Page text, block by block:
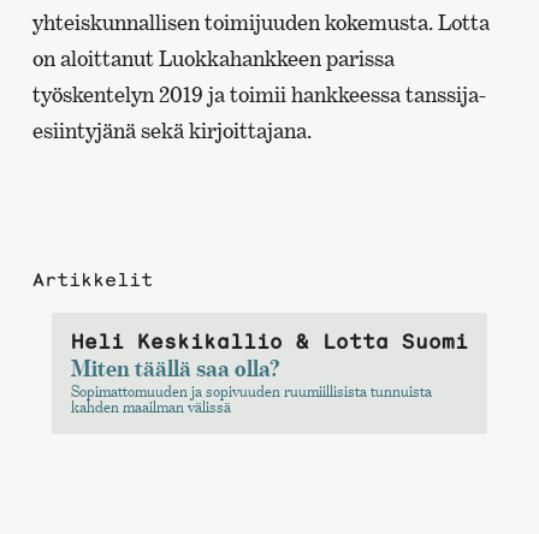
yhteiskunnallisen toimijuuden kokemusta. Lotta
on aloittanut Luokkahankkeen parissa
työskentelyn 2019 ja toimii hankkeessa tanssija-
esiintyjänä sekä kirjoittajana.
Artikkelit
Heli Keskikallio & Lotta Suomi
Miten täällä saa olla?
Sopimattomuuden ja sopivuuden ruumiillisista tunnuista
kahden maailman välissä